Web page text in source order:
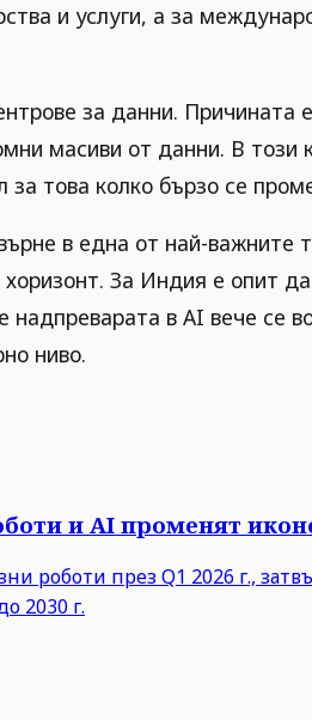
и услуги, а за
за данни.
масиви от данни. В
това колко бързо се
в една от най-
За Индия е опит
в AI вече се
ниво.
и AI променят
роботи през Q1 2026 г.,
2030 г.